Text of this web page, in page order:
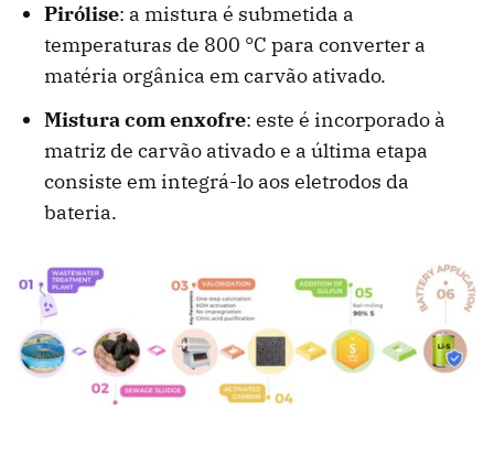
Pirólise: a mistura é submetida a
temperaturas de 800 °C para converter a
matéria orgânica em carvão ativado.
Mistura com enxofre: este é incorporado à
matriz de carvão ativado e a última etapa
consiste em integrá-lo aos eletrodos da
bateria.